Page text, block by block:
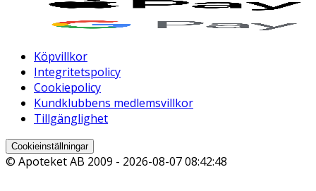
Köpvillkor
Integritetspolicy
Cookiepolicy
Kundklubbens medlemsvillkor
Tillgänglighet
Cookieinställningar
© Apoteket AB 2009 - 2026-08-07 08:42:48